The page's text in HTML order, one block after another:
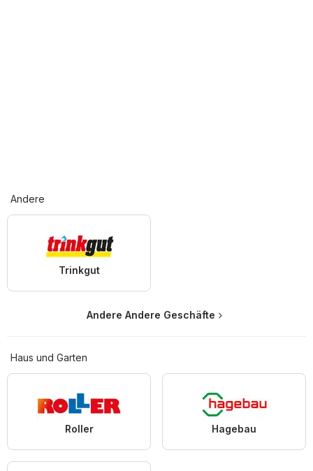
Andere
Trinkgut
Andere Andere Geschäfte
Haus und Garten
Roller Hagebau